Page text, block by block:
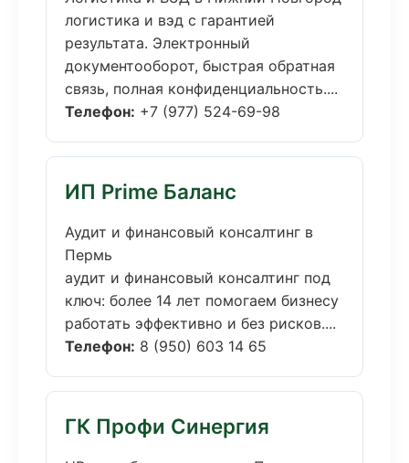
логистика и вэд с гарантией
результата. Электронный
документооборот, быстрая обратная
связь, полная конфиденциальность....
Телефон: +7 (977) 524-69-98
ИП Prime Баланс
Аудит и финансовый консалтинг в
Пермь
аудит и финансовый консалтинг под
ключ: более 14 лет помогаем бизнесу
работать эффективно и без рисков....
Телефон: 8 (950) 603 14 65
ГК Профи Синергия